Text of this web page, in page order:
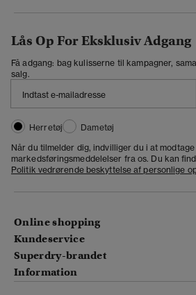
Lås Op For Eksklusiv Adgang
Få adgang: bag kulisserne til kampagner,
salg.
Herretøj
Dametøj
Når du tilmelder dig, indvilliger du i at modtage
markedsføringsmeddelelser fra os. Du kan
Politik vedrørende beskyttelse af personlige
Online shopping
Kundeservice
Superdry-brandet
Information